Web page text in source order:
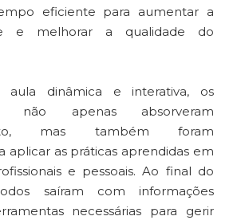
eficiente para aumentar a
e melhorar a qualidade do
dinâmica e interativa, os
não apenas absorveram
mas também foram
aplicar as práticas aprendidas em
e pessoais. Ao final do
saíram com informações
necessárias para gerir